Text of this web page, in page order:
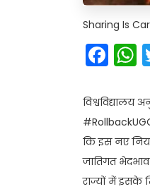
Sharing Is
कि इस नए
जातिगत
राज्यों में इसके